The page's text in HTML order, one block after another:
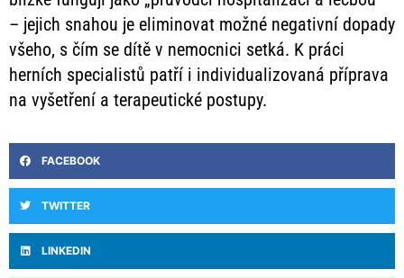
– jejich snahou je eliminovat možné negativní dopady
všeho, s čím se dítě v nemocnici setká. K práci
herních specialistů patří i individualizovaná příprava
na vyšetření a terapeutické postupy.
FACEBOOK
TWITTER
LINKEDIN